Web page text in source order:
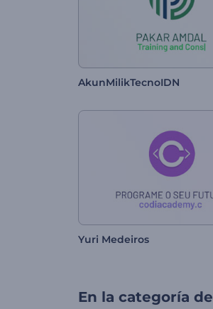
AkunMilikTecnoIDN
Yuri Medeiros
En la categoría de